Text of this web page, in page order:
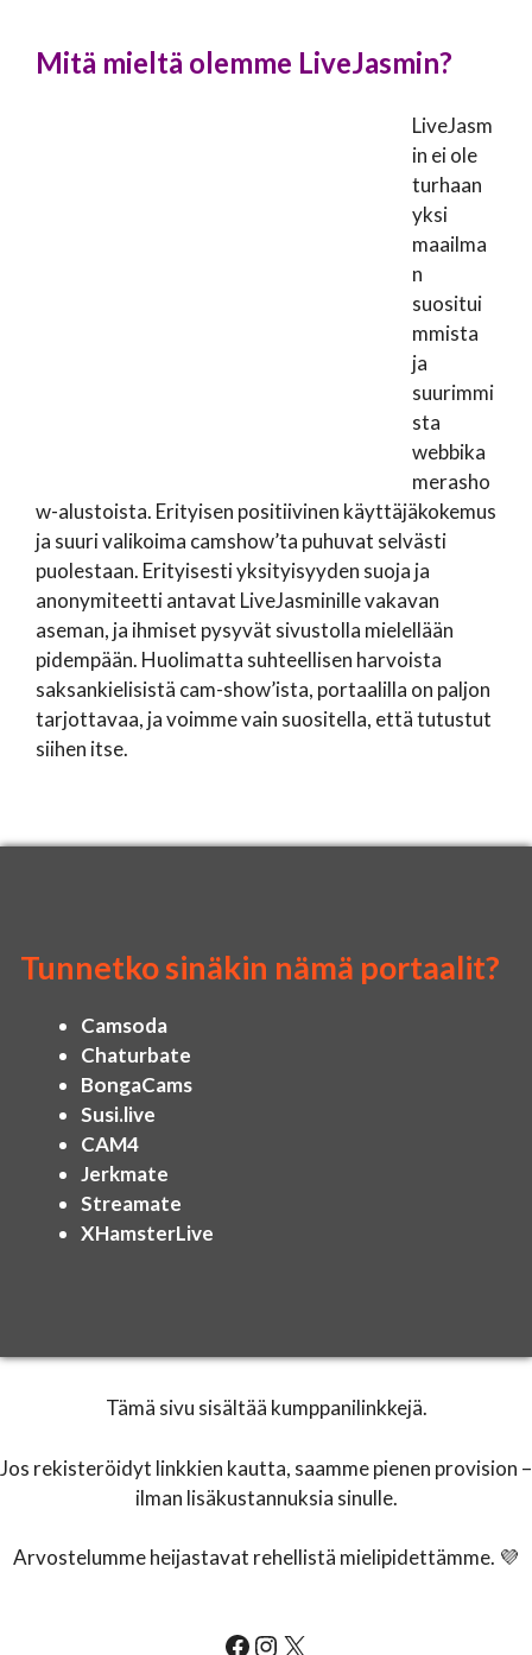
Mitä mieltä olemme LiveJasmin?
LiveJasm
in ei ole
turhaan
yksi
maailma
n
suositui
mmista
ja
suurimmi
sta
webbika
merasho
w-alustoista. Erityisen positiivinen käyttäjäkokemus
ja suuri valikoima camshow’ta puhuvat selvästi
puolestaan. Erityisesti yksityisyyden suoja ja
anonymiteetti antavat LiveJasminille vakavan
aseman, ja ihmiset pysyvät sivustolla mielellään
pidempään. Huolimatta suhteellisen harvoista
saksankielisistä cam-show’ista, portaalilla on paljon
tarjottavaa, ja voimme vain suositella, että tutustut
siihen itse.
Tunnetko sinäkin nämä portaalit?
Camsoda
Chaturbate
BongaCams
Susi.live
CAM4
Jerkmate
Streamate
XHamsterLive
Tämä sivu sisältää kumppanilinkkejä.
Jos rekisteröidyt linkkien kautta, saamme pienen provision –
ilman lisäkustannuksia sinulle.
Arvostelumme heijastavat rehellistä mielipidettämme. 💜
All-Actresses.com Facebook All-Actresses.com Instagram All-Actresses.com Instagram on X